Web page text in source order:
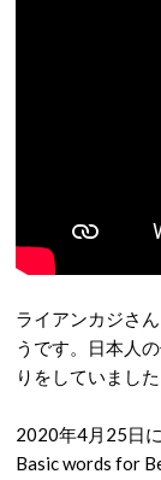
ライアンカジさん
うです。日本人
りをしていました
2020年4月25日
Basic words for